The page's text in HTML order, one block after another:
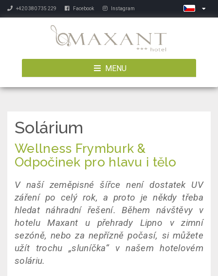
+420 380 735 229 Facebook Instagram
MENU
Solárium
Wellness Frymburk &
Odpočinek pro hlavu i tělo
V naší zeměpisné šířce není dostatek UV
záření po celý rok, a proto je někdy třeba
hledat náhradní řešení. Během návštěvy v
hotelu Maxant u přehrady Lipno v zimní
sezóně, nebo za nepřízně počasí, si můžete
užít trochu „sluníčka“ v našem hotelovém
soláriu.